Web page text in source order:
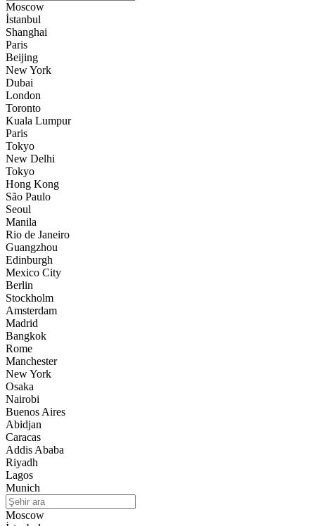
Moscow
İstanbul
Shanghai
Paris
Beijing
New York
Dubai
London
Toronto
Kuala Lumpur
Paris
Tokyo
New Delhi
Tokyo
Hong Kong
São Paulo
Seoul
Manila
Rio de Janeiro
Guangzhou
Edinburgh
Mexico City
Berlin
Stockholm
Amsterdam
Madrid
Bangkok
Rome
Manchester
New York
Osaka
Nairobi
Buenos Aires
Abidjan
Caracas
Addis Ababa
Riyadh
Lagos
Munich
Moscow